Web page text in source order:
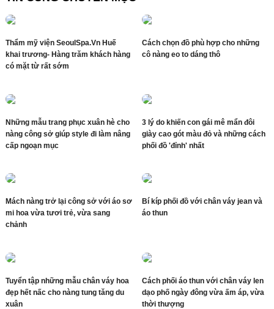
Thẩm mỹ viện SeoulSpa.Vn Huế
khai trương- Hàng trăm khách hàng
có mặt từ rất sớm
Cách chọn đồ phù hợp cho những
cô nàng eo to dáng thô
Những mẫu trang phục xuân hè cho
nàng công sở giúp style đi làm nâng
cấp ngoạn mục
3 lý do khiến con gái mê mẩn đôi
giày cao gót màu đỏ và những cách
phối đồ 'đỉnh' nhất
Mách nàng trở lại công sở với áo sơ
mi hoa vừa tươi trẻ, vừa sang
chảnh
Bí kíp phối đồ với chân váy jean và
áo thun
Tuyển tập những mẫu chân váy hoa
đẹp hết nấc cho nàng tung tăng du
xuân
Cách phối áo thun với chân váy len
dạo phố ngày đông vừa ấm áp, vừa
thời thượng